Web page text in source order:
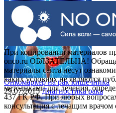
Выделения при раке шейки
30.07.2015 Рак шейки матки
Онкомаркер на рак кишечника
29.07.2015 Диагностика рака
При копировании материалов
onco.ru ОБЯЗАТЕЛЬНА!
материалы сайта несут
каких условиях не являются
методиками для лечения,
437 ГК РФ. При любых
консультация с лечащим врачом